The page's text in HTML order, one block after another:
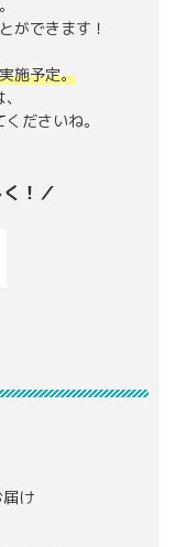
ができます！
施予定。
ださいね。
！／
け